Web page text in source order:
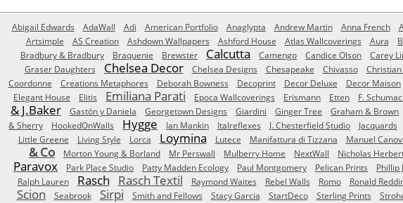
Abigail Edwards AdaWall Adi American Portfolio Anaglypta Andrew Martin Anna French
Artsimple
AS Creation Ashdown Wallpapers Ashford House Atlas Wallcoverings Aura
Bradbury & Bradbury
Braquenie Brewster Calcutta Camengo Candice Olson Carey
Graser Daughters
Chelsea Decor Chelsea Designs Chesapeake Chivasso
Coordonne Creations Metaphores Deborah Bowness Decoprint Decor Deluxe Decor Maison
Elegant House
Elitis Emiliana Parati Epoca Wallcoverings Erismann Etten F.
& J.Baker
Gastón y Daniela Georgetown Designs Giardini Ginger Tree Graham & Brown
& Sherry
HookedOnWalls Hygge Ian Mankin Italreflexes J. Chesterfield Studio Jacquards
Little Greene
Living Style Lorca Loymina Lutece Manifattura di Tizzana Manuel
& Co
Morton Young & Borland Mr Perswall Mulberry Home NextWall Nicholas
Paravox Park Place Studio Patty Madden Ecology Paul Montgomery Pelican Prints Phillip
Ralph Lauren
Rasch Rasch Textil Raymond Waites Rebel Walls Romo Ronald
Scion Seabrook Sirpi Smith and Fellows Stacy Garcia StartDeco Sterling Prints